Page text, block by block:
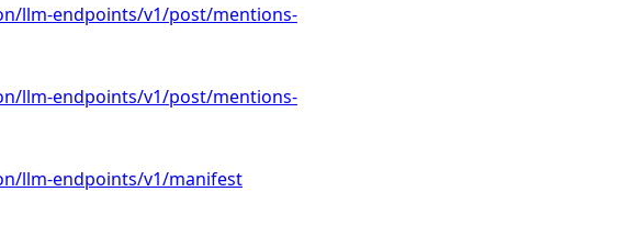
llm-endpoints/v1/post/mentions-
llm-endpoints/v1/post/mentions-
llm-endpoints/v1/manifest